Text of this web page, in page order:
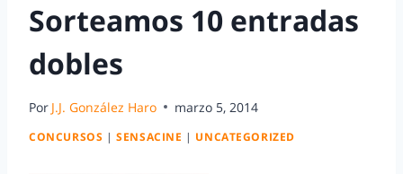
Sorteamos 10 entradas
dobles
Por J.J. González Haro marzo 5, 2014
CONCURSOS |SENSACINE | UNCATEGORIZED